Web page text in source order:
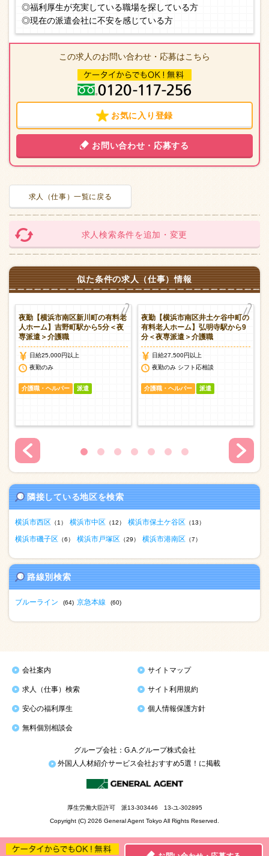
◎福利厚生が充実している職場を探している方
◎現在の派遣会社に不安を感じている方
この求人のお問い合わせ・応募はこちら
お気に入り登録
お問い合わせ・応募する
求人（仕事）一覧に戻る
求人検索条件を追加・変更
似た条件の求人（仕事）情報
夜勤【横浜市南区新川町の有料老
人ホーム】吉野町駅から5分＜夜
専派遣＞介護職
日給25,000円以上
夜勤のみ
介護職・ヘルパー 派遣
夜勤【横浜市南区井土ケ谷中町の
有料老人ホーム】弘明寺駅から9
分＜夜専派遣＞介護職
日給27,500円以上
夜勤のみ シフト応相談
介護職・ヘルパー 派遣
隣接している地区を検索
横浜市西区 （1） 横浜市中区 （12） 横浜市保土ケ谷区 （13）
横浜市磯子区 （6） 横浜市戸塚区 （29） 横浜市港南区 （7）
路線別検索
ブルーライン (64) 京急本線 (60)
会社案内 サイトマップ
求人（仕事）検索 サイト利用規約
安心の福利厚生 個人情報保護方針
無料個別相談会
グループ会社：G.A.グループ株式会社
外国人人材紹介サービス会社おすすめ5選！に掲載
厚生労働大臣許可 派13-303446 13-ユ-302895
Copyright (C) 2026 General Agent Tokyo All Rights Reserved.